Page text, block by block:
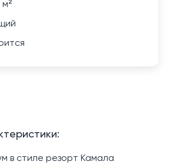
м²
в стиле резорт Камала